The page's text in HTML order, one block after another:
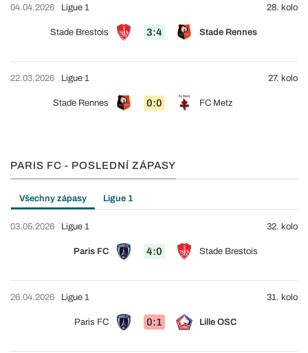
04.04.2026
Stade Brestois 3:4 Stade Rennes
Ligue 1 28. kolo
22.03.2026
Stade Rennes 0:0 FC Metz
Ligue 1 27. kolo
PARIS FC - POSLEDNÍ ZÁPASY
Všechny zápasy Ligue 1
03.05.2026
Paris FC 4:0 Stade Brestois
Ligue 1 32. kolo
26.04.2026
Paris FC 0:1 Lille OSC
Ligue 1 31. kolo